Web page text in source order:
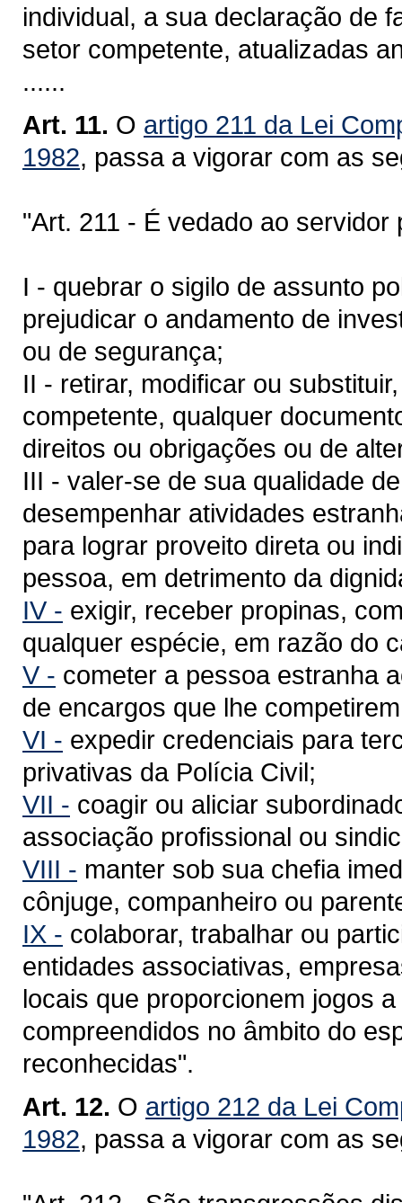
individual, a sua declaração de
setor competente, atualizadas
......
Art. 11. O artigo 211 da Lei
1982, passa a vigorar com as
"Art. 211 - É vedado ao servidor
I - quebrar o sigilo de assunto
prejudicar o andamento de
ou de segurança;
II - retirar, modificar ou
competente, qualquer
direitos ou obrigações ou de
III - valer-se de sua qualidade
desempenhar atividades
para lograr proveito direta ou
pessoa, em detrimento da
IV - exigir, receber propinas,
qualquer espécie, em razão do
V - cometer a pessoa estranha
de encargos que lhe
VI - expedir credenciais para
privativas da Polícia Civil;
VII - coagir ou aliciar
associação profissional ou
VIII - manter sob sua chefia
cônjuge, companheiro ou
IX - colaborar, trabalhar ou
entidades associativas,
locais que proporcionem jogos
compreendidos no âmbito do
reconhecidas".
Art. 12. O artigo 212 da Lei
1982, passa a vigorar com as